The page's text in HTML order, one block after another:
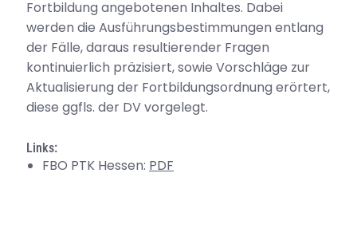
Fortbildung angebotenen Inhaltes. Dabei
werden die Ausführungsbestimmungen entlang
der Fälle, daraus resultierender Fragen
kontinuierlich präzisiert, sowie Vorschläge zur
Aktualisierung der Fortbildungsordnung erörtert,
diese ggfls. der DV vorgelegt.
Links:
FBO PTK Hessen: PDF